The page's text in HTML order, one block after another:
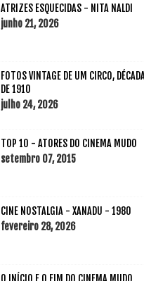
ATRIZES ESQUECIDAS - NITA NALDI
junho 21, 2026
FOTOS VINTAGE DE UM CIRCO,
DE 1910
julho 24, 2026
TOP 10 - ATORES DO CINEMA MUDO
setembro 07, 2015
CINE NOSTALGIA - XANADU - 1980
fevereiro 28, 2026
O INÍCIO E O FIM DO CINEMA MUDO